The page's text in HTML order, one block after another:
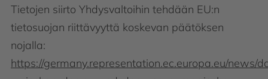
Tietojen siirto Yhdysvaltoihin tehdään EU:n
tietosuojan riittävyyttä koskevan päätöksen
nojalla:
https://germany.representation.ec.europa.eu/news/